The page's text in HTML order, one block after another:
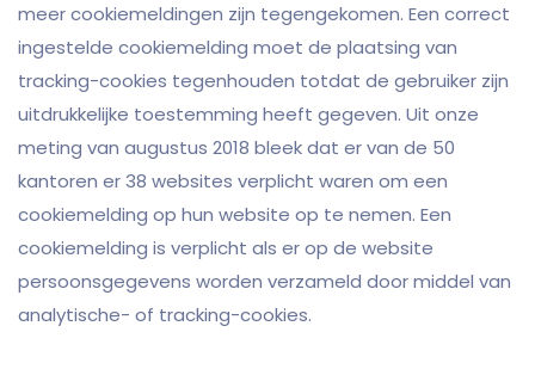
meer cookiemeldingen zijn tegengekomen. Een correct
ingestelde cookiemelding moet de plaatsing van
tracking-cookies tegenhouden totdat de gebruiker zijn
uitdrukkelijke toestemming heeft gegeven. Uit onze
meting van augustus 2018 bleek dat er van de 50
kantoren er 38 websites verplicht waren om een
cookiemelding op hun website op te nemen. Een
cookiemelding is verplicht als er op de website
persoonsgegevens worden verzameld door middel van
analytische- of tracking-cookies.